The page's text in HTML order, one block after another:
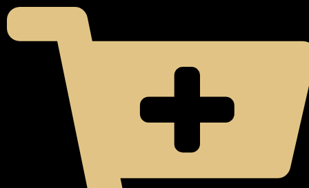
CHF165.00CHF130.00.